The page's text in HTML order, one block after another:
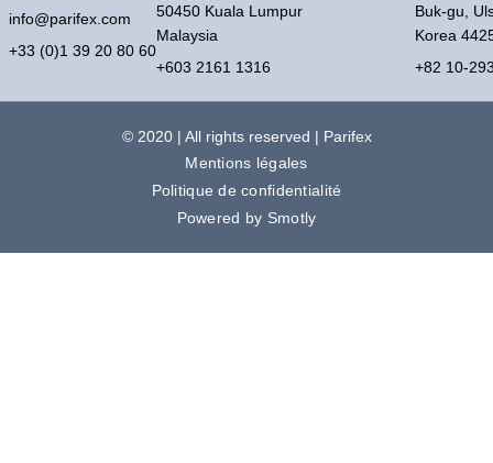
info@parifex.com
+33 (0)1 39 20 80 60
50450 Kuala Lumpur
Malaysia
+603 2161 1316
Buk-gu,
Korea
+82 10-
© 2020 | All rights reserved | Parifex
Mentions légales
Politique de confidentialité
Powered by Smotly